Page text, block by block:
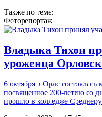
Также по теме:
Фоторепортаж
Владыка Тихон
уроженца
6 октября в Орле
посвященное 200-летию со
прошло в колледже